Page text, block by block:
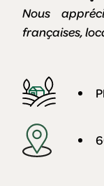
Nous
françaises,